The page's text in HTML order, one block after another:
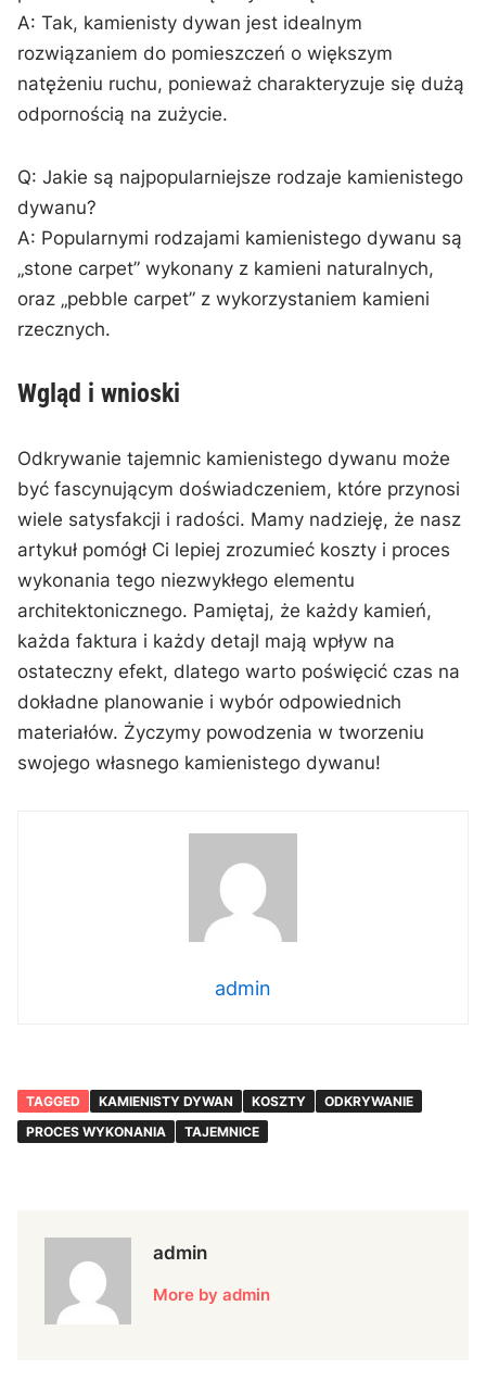
A: Tak, kamienisty dywan jest ⁢idealnym‌
rozwiązaniem⁤ do pomieszczeń o większym
natężeniu ruchu,‍ ponieważ charakteryzuje się dużą
odpornością na​ zużycie.
Q: Jakie są najpopularniejsze rodzaje kamienistego
dywanu?
A: Popularnymi rodzajami ‌kamienistego dywanu są
„stone carpet” wykonany z kamieni naturalnych,
oraz „pebble‌ carpet” z wykorzystaniem kamieni
⁤rzecznych.
Wgląd i wnioski
Odkrywanie ​tajemnic kamienistego dywanu może
być ‍fascynującym doświadczeniem, które przynosi
wiele satysfakcji i radości. Mamy nadzieję, że nasz ​
artykuł pomógł Ci lepiej zrozumieć koszty ‍i proces⁣
wykonania tego niezwykłego elementu
architektonicznego. ‌Pamiętaj, ​że każdy kamień,
‌każda faktura i każdy detajl mają wpływ na
ostateczny efekt, dlatego ⁤warto ‍poświęcić czas na
dokładne planowanie i wybór odpowiednich
materiałów. Życzymy powodzenia w tworzeniu
swojego własnego kamienistego dywanu!
admin
TAGGED KAMIENISTY DYWAN KOSZTY
ODKRYWANIE
PROCES WYKONANIA
TAJEMNICE
admin
More by admin